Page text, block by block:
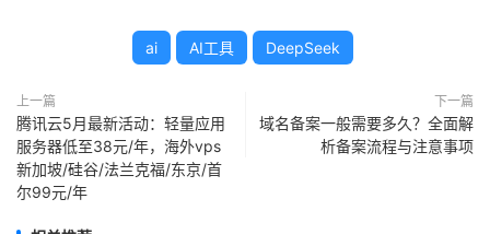
ai AI工具 DeepSeek
上一篇
腾讯云5月最新活动：轻量应用
服务器低至38元/年，海外vps
新加坡/硅谷/法兰克福/东京/首
尔99元/年
下一篇
域名备案一般需要多久？全面解
析备案流程与注意事项